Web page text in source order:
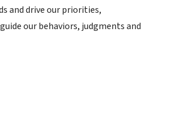
and drive our priorities,
our behaviors, judgments and